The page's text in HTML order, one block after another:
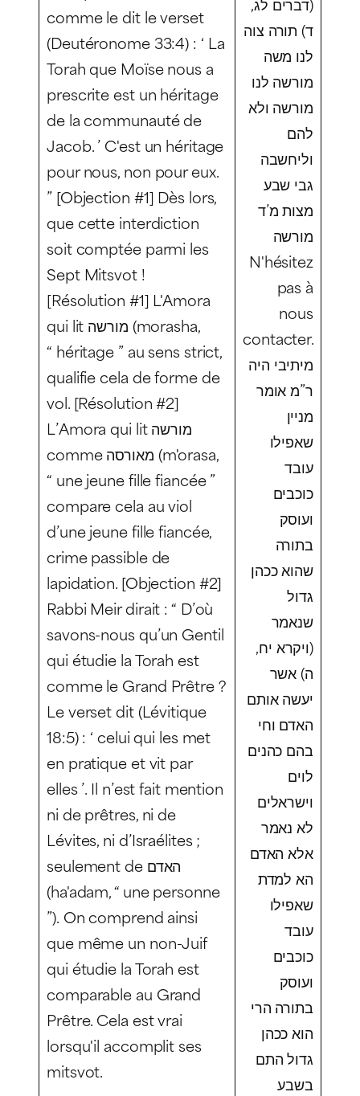
comme le dit le verset
(Deutéronome 33:4) : ‘ La
Torah que Moïse nous a
prescrite est un héritage
de la communauté de
Jacob. ’ C'est un héritage
pour nous, non pour eux.
” [Objection #1] Dès lors,
que cette interdiction
soit comptée parmi les
Sept Mitsvot !
[Résolution #1] L'Amora
qui lit מורשה (morasha,
“ héritage ” au sens strict,
qualifie cela de forme de
vol. [Résolution #2]
L’Amora qui lit מורשה
comme מאורסה (m'orasa,
“ une jeune fille fiancée ”
compare cela au viol
d’une jeune fille fiancée,
crime passible de
lapidation. [Objection #2]
Rabbi Meir dirait : “ D’où
savons-nous qu’un Gentil
qui étudie la Torah est
comme le Grand Prêtre ?
Le verset dit (Lévitique
18:5) : ‘ celui qui les met
en pratique et vit par
elles ’. Il n’est fait mention
ni de prêtres, ni de
Lévites, ni d’Israélites ;
seulement de האדם
(ha'adam,“ une personne
”). On comprend ainsi
que même un non-Juif
qui étudie la Torah est
comparable au Grand
Prêtre. Cela est vrai
lorsqu'il accomplit ses
mitsvot.
ד) תורה צוה
לנו משה
מורשה לנו
מורשה ולא
להם
וליחשבה
גבי שבע
מצות מ’ד
מורשה
N'hésitez
pas à
nous
contacter.
מיתיבי היה
ר”מ אומר
מניין
שאפילו
עובד
כוכבים
ועוסק
בתורה
שהוא ככהן
גדול
שנאמר
(ויקרא יח,
ה) אשר
יעשה אותם
האדם וחי
בהם כהנים
לוים
וישראלים
לא נאמר
אלא האדם
הא למדת
שאפילו
עובד
כוכבים
ועוסק
בתורה הרי
הוא ככהן
גדול התם
בשבע